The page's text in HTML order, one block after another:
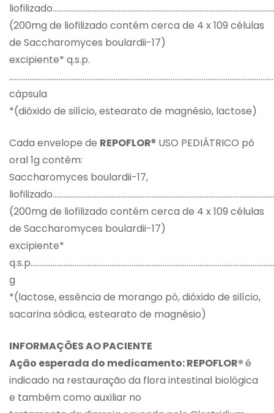
(200mg de liofilizado contém cerca de 4 x 109 células
de Saccharomyces boulardii-17)
excipiente* q.s.p.
cápsula
*(dióxido de silício, estearato de magnésio, lactose)
Cada envelope de REPOFLOR® USO PEDIÁTRICO pó
oral 1g contém:
Saccharomyces boulardii-17,
(200mg de liofilizado contém cerca de 4 x 109 células
de Saccharomyces boulardii-17)
excipiente*
g
*(lactose, essência de morango pó, dióxido de silício,
sacarina sódica, estearato de magnésio)
INFORMAÇÕES AO PACIENTE
Ação esperada do medicamento: REPOFLOR®é
indicado na restauração da flora intestinal biológica
e também como auxiliar no